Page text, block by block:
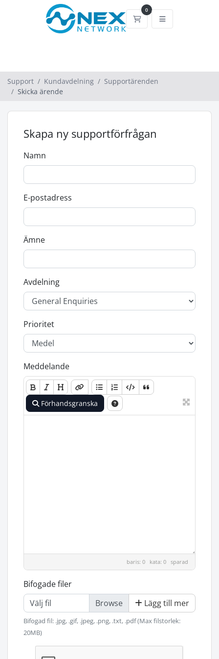
0
Kundvagn
Support Kundavdelning
Supportärenden
Skicka ärende
Skapa ny supportförfrågan
Namn
E-postadress
Ämne
Avdelning
Prioritet
Meddelande
Förhandsgranska
baris: 0 kata: 0 sparad
Bifogade filer
Välj fil
Lägg till mer
Bifogad fil: .jpg, .gif, .jpeg, .png, .txt, .pdf (Max filstorlek:
20MB)